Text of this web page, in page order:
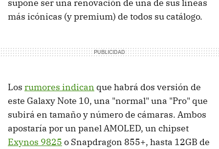
supone ser una renovación de una de sus líneas
más icónicas (y premium) de todos su catálogo.
Los rumores indican que habrá dos versión de
este Galaxy Note 10, una "normal" una "Pro" que
subirá en tamaño y número de cámaras. Ambos
apostaría por un panel AMOLED, un chipset
Exynos 9825 o Snapdragon 855+, hasta 12GB de